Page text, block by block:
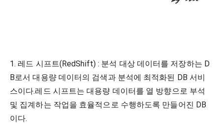
1. 레드 시프트(RedShift) : 분석 대상 데이터를 저장하는 D
B로서 대용량 데이터의 검색과 분석에 최적화된 DB 서비
스이다.레드 시프트는 대용량 데이터를 열 방향으로 부석
및 집계하는 작업을 효율적으로 수행하도록 만들어진 DB
이다.